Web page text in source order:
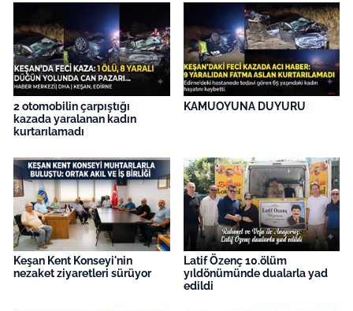
2 otomobilin çarpıştığı
kazada yaralanan kadın
kurtarılamadı
KAMUOYUNA DUYURU
Keşan Kent Konseyi'nin
nezaket ziyaretleri sürüyor
Latif Özenç 10.ölüm
yıldönümünde dualarla yad
edildi